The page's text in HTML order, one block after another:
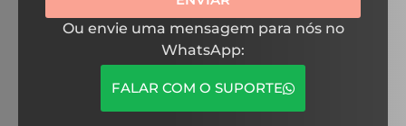
Ou envie uma mensagem para nós no
WhatsApp:
FALAR COM O SUPORTE